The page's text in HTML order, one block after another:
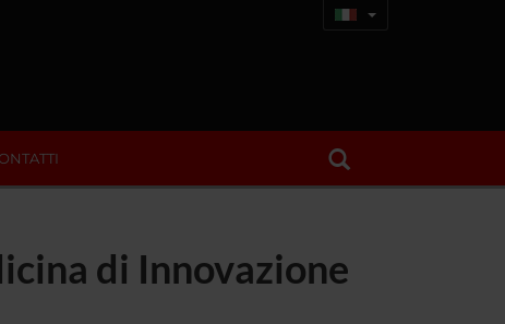
di Innovazione